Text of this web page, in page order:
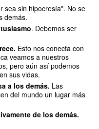
sea sin hipocresía". No se
demás.
. Debemos ser
Esto nos conecta con
veamos a nuestros
pero aún así podemos
sus vidas.
a los demás. Las
del mundo un lugar más
de los demás.